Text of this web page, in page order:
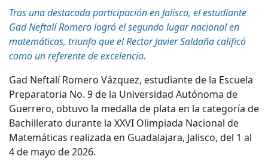
Tras una destacada participación en Jalisco, el estudiante
Gad Neftalí Romero logró el segundo lugar nacional en
matemáticas, triunfo que elRector Javier Saldaña calificó
como un referente de excelencia.
Gad Neftalí Romero Vázquez, estudiante de la Escuela
Preparatoria No. 9 de la Universidad Autónoma de
Guerrero, obtuvo la medalla de plata en la categoría de
Bachillerato durante la XXVI Olimpiada Nacional de
Matemáticas realizada en Guadalajara, Jalisco, del 1 al
4 de mayo de 2026.